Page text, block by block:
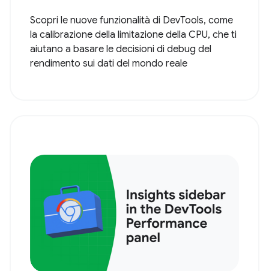
Scopri le nuove funzionalità di DevTools, come
la calibrazione della limitazione della CPU, che ti
aiutano a basare le decisioni di debug del
rendimento sui dati del mondo reale